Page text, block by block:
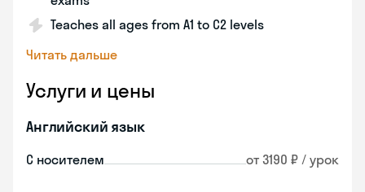
Teaches all ages from A1 to C2 levels
Читать дальше
Услуги и цены
Английский язык
С носителем от 3190 ₽ / урок